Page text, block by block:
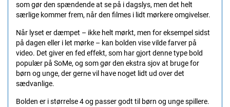
som gør den spændende at se på i dagslys, men det helt
særlige kommer frem, når den filmes i lidt mørkere omgivelser.
Når lyset er dæmpet – ikke helt mørkt, men for eksempel sidst
på dagen eller i let mørke – kan bolden vise vilde farver på
video. Det giver en fed effekt, som har gjort denne type bold
populær på SoMe, og som gør den ekstra sjov at bruge for
børn og unge, der gerne vil have noget lidt ud over det
sædvanlige.
Bolden er i størrelse 4 og passer godt til børn og unge spillere.